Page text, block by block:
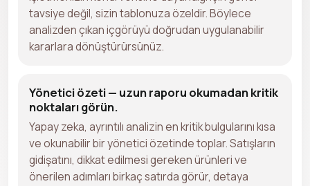
tavsiye değil, sizin tablonuza özeldir. Böylece
analizden çıkan içgörüyü doğrudan uygulanabilir
kararlara dönüştürürsünüz.
Yönetici özeti — uzun raporu okumadan kritik
noktaları görün.
Yapay zeka, ayrıntılı analizin en kritik bulgularını kısa
ve okunabilir bir yönetici özetinde toplar. Satışların
gidişatını, dikkat edilmesi gereken ürünleri ve
önerilen adımları birkaç satırda görür, detaya